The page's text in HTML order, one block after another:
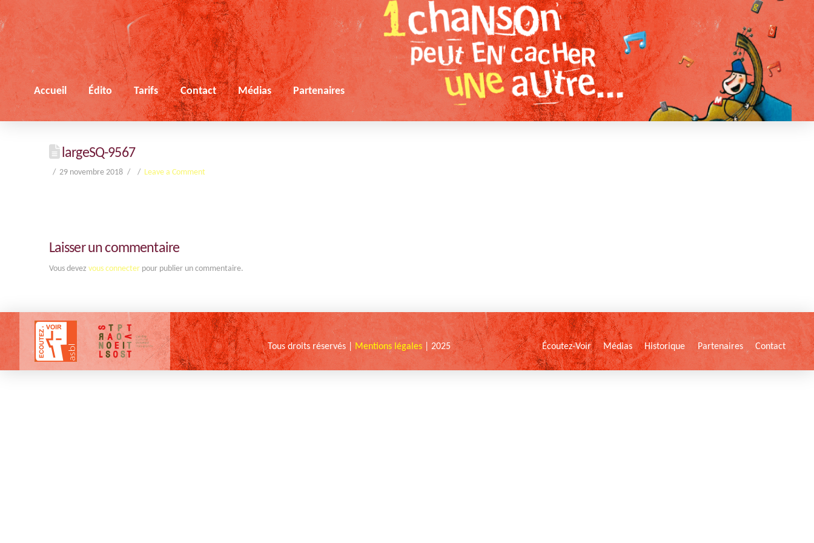
Accueil Édito Tarifs Contact Médias Partenaires
largeSQ-9567
29 novembre 2018 Leave a Comment
Laisser un commentaire
Vous devez vous connecterpour publier un commentaire.
Tous droits réservés | Mentions légales | 2025 Écoutez-Voir Médias Historique Partenaires Contact